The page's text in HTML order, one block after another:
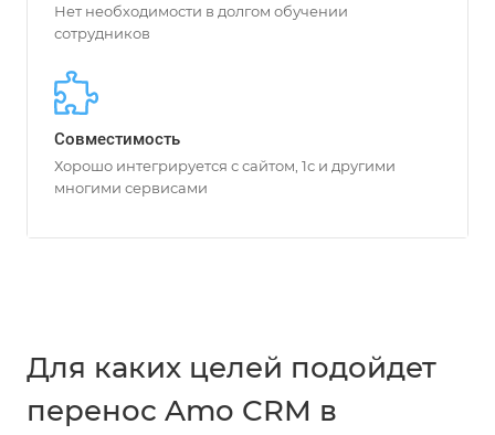
Нет необходимости в долгом обучении
сотрудников
Совместимость
Хорошо интегрируется с сайтом, 1с и другими
многими сервисами
Для каких целей подойдет
перенос Amo CRM в